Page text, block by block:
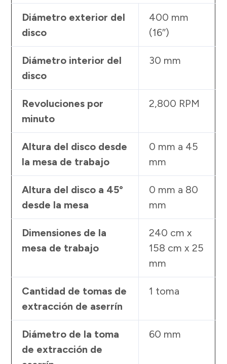
Diámetro exterior del
disco
400 mm
(16″)
Diámetro interior del
disco
30 mm
Revoluciones por
minuto
2,800 RPM
Altura del disco desde
la mesa de trabajo
0 mm a 45
mm
Altura del disco a 45°
desde la mesa
0 mm a 80
mm
Dimensiones de la
mesa de trabajo
240 cm x
158 cm x 25
mm
Cantidad de tomas de
extracción de aserrín
1 toma
Diámetro de la toma
de extracción de
60 mm